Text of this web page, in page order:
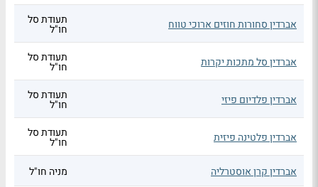
אברדין סחורות חוזים ארוכי טווח תעודת סל
חו"ל
אברדין סל מתכות יקרות תעודת סל
חו"ל
אברדין פלדיום פיזי תעודת סל
חו"ל
אברדין פלטינה פיזית תעודת סל
חו"ל
אברדין קרן אוסטרליה
מניה חו"ל